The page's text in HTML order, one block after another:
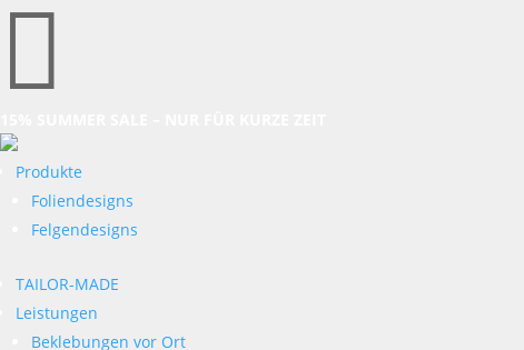

Produkte
Foliendesigns
Felgendesigns
TAILOR-MADE
Leistungen
Beklebungen vor Ort